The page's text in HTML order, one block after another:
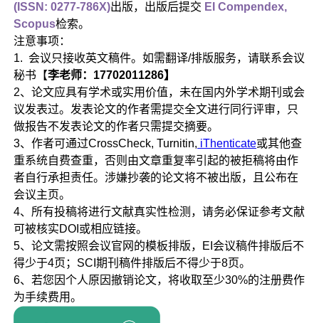
(ISSN: 0277-786X)出版，出版后提交 EI Compendex,
Scopus检索。
注意事项：
1. 会议只接收英文稿件。如需翻译/排版服务，请联系会议
秘书【李老师：17702011286】
2、论文应具有学术或实用价值，未在国内外学术期刊或会
议发表过。发表论文的作者需提交全文进行同行评审，只
做报告不发表论文的作者只需提交摘要。
3、作者可通过CrossCheck, Turnitin, iThenticate或其他查
重系统自费查重，否则由文章重复率引起的被拒稿将由作
者自行承担责任。涉嫌抄袭的论文将不被出版，且公布在
会议主页。
4、所有投稿将进行文献真实性检测，请务必保证参考文献
可被核实DOI或相应链接。
5、论文需按照会议官网的模板排版，EI会议稿件排版后不
得少于4页；SCI期刊稿件排版后不得少于8页。
6、若您因个人原因撤销论文，将收取至少30%的注册费作
为手续费用。